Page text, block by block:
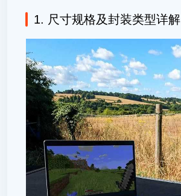
1. 尺寸规格及封装类型详解